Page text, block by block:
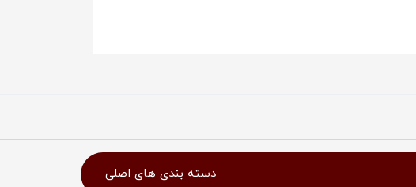
دسته بندی های اصلی